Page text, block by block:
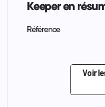
Keeper en
Référence
Voir